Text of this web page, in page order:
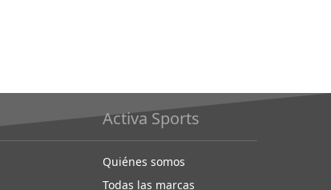
Activa Sports
Quiénes somos
Todas las marcas